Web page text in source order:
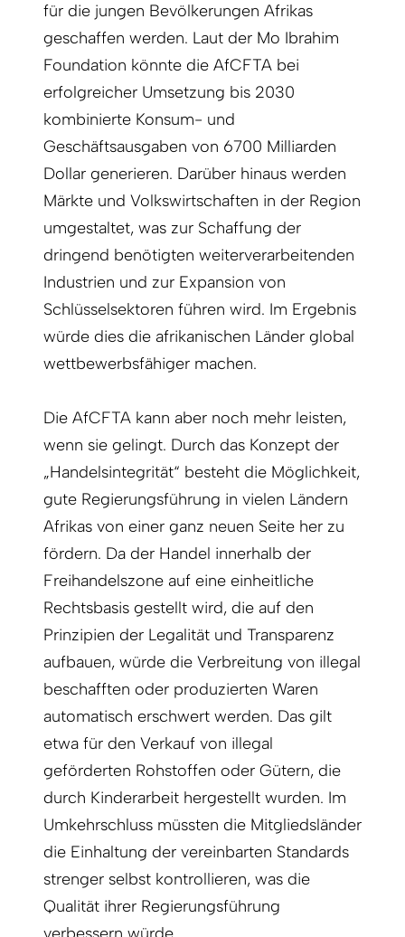
für die jungen Bevölkerungen Afrikas
geschaffen werden. Laut der Mo Ibrahim
Foundation könnte die AfCFTA bei
erfolgreicher Umsetzung bis 2030
kombinierte Konsum- und
Geschäftsausgaben von 6700 Milliarden
Dollar generieren. Darüber hinaus werden
Märkte und Volkswirtschaften in der Region
umgestaltet, was zur Schaffung der
dringend benötigten weiterverarbeitenden
Industrien und zur Expansion von
Schlüsselsektoren führen wird. Im Ergebnis
würde dies die afrikanischen Länder global
wettbewerbsfähiger machen.
Die AfCFTA kann aber noch mehr leisten,
wenn sie gelingt. Durch das Konzept der
„Handelsintegrität“ besteht die Möglichkeit,
gute Regierungsführung in vielen Ländern
Afrikas von einer ganz neuen Seite her zu
fördern. Da der Handel innerhalb der
Freihandelszone auf eine einheitliche
Rechtsbasis gestellt wird, die auf den
Prinzipien der Legalität und Transparenz
aufbauen, würde die Verbreitung von illegal
beschafften oder produzierten Waren
automatisch erschwert werden. Das gilt
etwa für den Verkauf von illegal
geförderten Rohstoffen oder Gütern, die
durch Kinderarbeit hergestellt wurden. Im
Umkehrschluss müssten die Mitgliedsländer
die Einhaltung der vereinbarten Standards
strenger selbst kontrollieren, was die
Qualität ihrer Regierungsführung